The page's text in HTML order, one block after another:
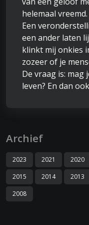
helemaal
Een
een ander laten
klinkt mij onkies
zozeer of je
De vraag is: mag
leven? En dan
Archief
2023 2021 2020
2015
2014 2013
2008